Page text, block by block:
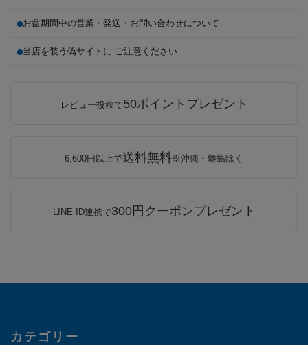
お盆期間中の営業・発送・お問い合わせについて
当店を装う偽サイトに ご注意ください
レビュー投稿で50ポイントプレゼント
6,600円以上で送料無料※沖縄・離島除く
LINE ID連携で300円クーポンプレゼント
カテゴリー